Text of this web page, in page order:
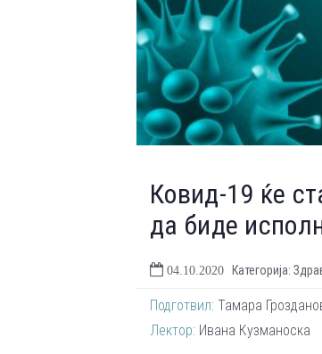
Ковид-19 ќе
да биде
04.10.2020 Категорија:
Подготвил: Тамара
Лектор: Ивана Кузманоска